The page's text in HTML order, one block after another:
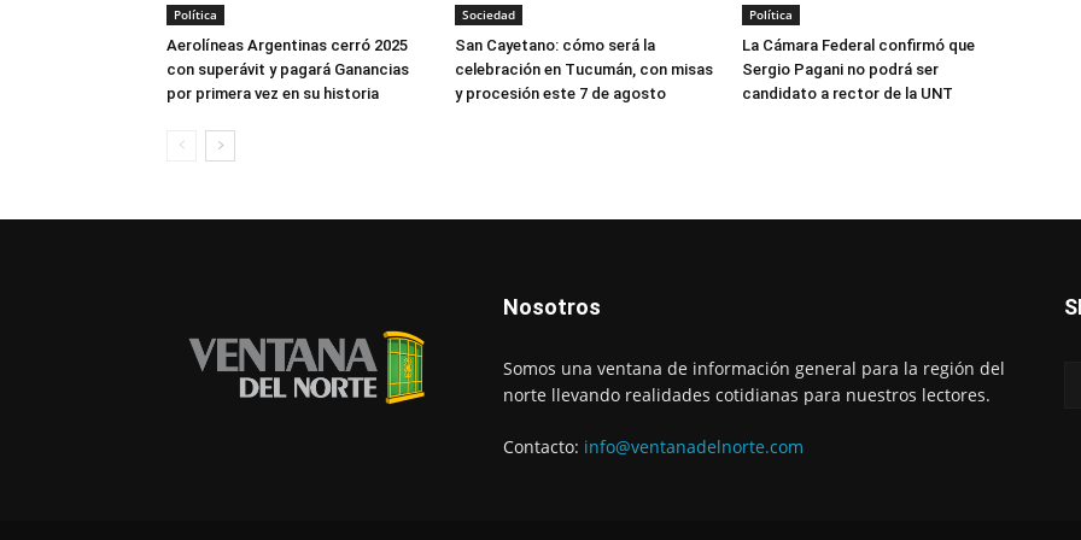
Política
Aerolíneas Argentinas cerró 2025
con superávit y pagará Ganancias
por primera vez en su historia
Sociedad
San Cayetano: cómo será la
celebración en Tucumán, con misas
y procesión este 7 de agosto
Política
La Cámara Federal confirmó que
Sergio Pagani no podrá ser
candidato a rector de la UNT
Nosotros
Somos una ventana de información general para la región del
norte llevando realidades cotidianas para nuestros lectores.
Contacto: info@ventanadelnorte.com